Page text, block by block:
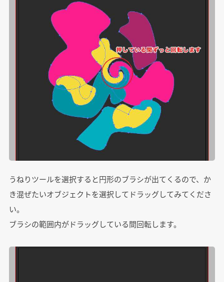
うねりツールを選択すると円形のブラシが出てくるので、か
き混ぜたいオブジェクトを選択してドラッグしてみてくださ
い。
ブラシの範囲内がドラッグしている間回転します。